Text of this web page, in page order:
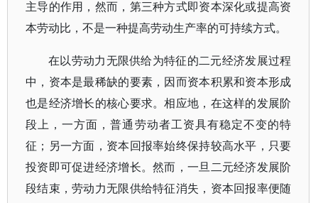
主导的作用，然而，第三种方式即资本深化或提高资
本劳动比，不是一种提高劳动生产率的可持续方式。
在以劳动力无限供给为特征的二元经济发展过程
中，资本是最稀缺的要素，因而资本积累和资本形成
也是经济增长的核心要求。相应地，在这样的发展阶
段上，一方面，普通劳动者工资具有稳定不变的特
征；另一方面，资本回报率始终保持较高水平，只要
投资即可促进经济增长。然而，一旦二元经济发展阶
段结束，劳动力无限供给特征消失，资本回报率便随